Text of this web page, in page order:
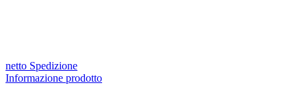
netto Spedizione
Informazione prodotto